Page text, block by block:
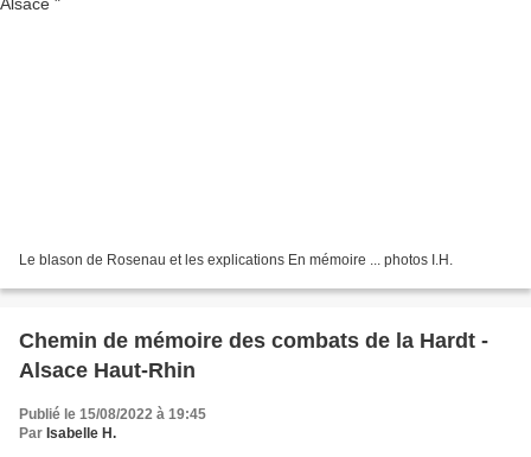
Le blason de Rosenau et les explications En mémoire ... photos I.H.
Chemin de mémoire des combats de la Hardt -
Alsace Haut-Rhin
Publié le 15/08/2022 à 19:45
Par Isabelle H.